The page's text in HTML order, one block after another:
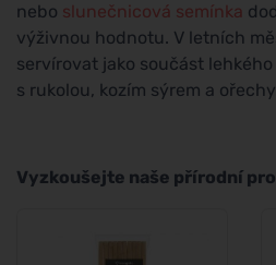
nebo slunečnicová semínka
výživnou hodnotu. V letních
servírovat jako součást lehkého
s rukolou, kozím sýrem a
Vyzkoušejte naše přírodní